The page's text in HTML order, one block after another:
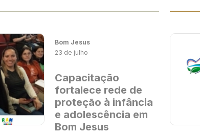
Bom Jesus
23 de julho
Capacitação
fortalece rede de
proteção à infância
e adolescência em
Bom Jesus